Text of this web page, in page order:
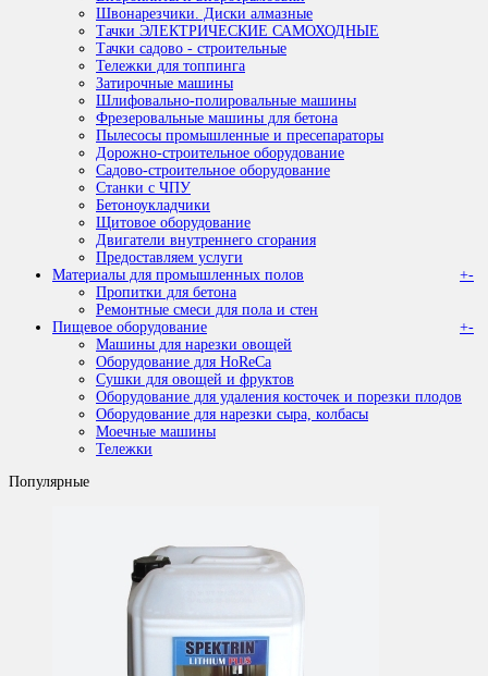
Швонарезчики. Диски алмазные
Тачки ЭЛЕКТРИЧЕСКИЕ САМОХОДНЫЕ
Тачки садово - строительные
Тележки для топпинга
Затирочные машины
Шлифовально-полировальные машины
Фрезеровальные машины для бетона
Пылесосы промышленные и пресепараторы
Дорожно-строительное оборудование
Садово-строительное оборудование
Станки с ЧПУ
Бетоноукладчики
Щитовое оборудование
Двигатели внутреннего сгорания
Предоставляем услуги
Материалы для промышленных полов
+-
Пропитки для бетона
Ремонтные смеси для пола и стен
Пищевое оборудование
+-
Машины для нарезки овощей
Оборудование для HoReCa
Сушки для овощей и фруктов
Оборудование для удаления косточек и порезки плодов
Оборудование для нарезки сыра, колбасы
Моечные машины
Тележки
Популярные